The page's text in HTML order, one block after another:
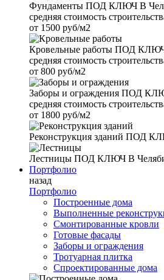
Фундаменты ПОД КЛЮЧ В
средняя стоимость
от 1500 руб/м2
Кровельные работы ПОД КЛЮЧ
средняя стоимость
от 800 руб/м2
Заборы и ограждения ПОД
средняя стоимость
от 1800 руб/м2
Реконструкция зданий ПОД
Лестницы ПОД КЛЮЧ В
Портфолио
назад
Портфолио
Построенные дома
Выполненные
Смонтированные кровли
Готовые фасады
Заборы и ограждения
Тротуарная плитка
Спроектированные дома